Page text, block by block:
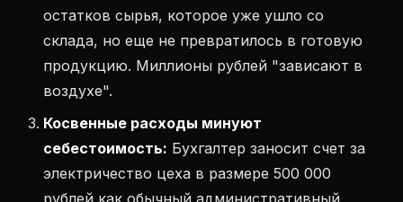
остатков сырья, которое уже ушло со
склада, но еще не превратилось в готовую
продукцию. Миллионы рублей "зависают в
воздухе".
Косвенные расходы минуют
себестоимость: Бухгалтер заносит счет за
электричество цеха в размере 500 000
рублей как обычный административный